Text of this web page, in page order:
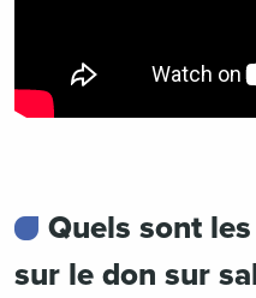
Quels sont
sur le don sur